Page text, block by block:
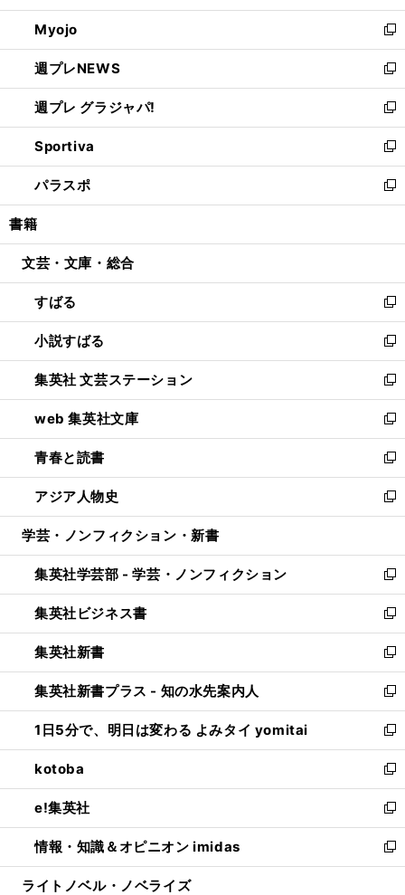
開
く
ウ
で
開
く
ン
ド
ウ
で
開
く
ウ
ィ
ン
ド
ウ
で
開
く
Myojo
新
し
い
ウ
ィ
ン
ド
ウ
で
開
週プレNEWS
新
し
い
ウ
ィ
ン
ド
ウ
開
週プレ グラジャパ!
新
し
い
ウ
ィ
ン
ウ
開
く
Sportiva
新
し
い
ウ
ン
ウ
で
開
く
パラスポ
新
し
ウ
ン
ド
ウ
で
開
く
書籍
文芸・文庫・総合
すばる
新
し
い
ウ
ィ
ン
ド
ウ
で
開
く
小説すばる
新
し
い
ウ
ィ
ン
ド
ウ
で
開
集英社 文芸ステーション
新
し
い
ウ
ィ
ン
ド
ウ
開
く
web 集英社文庫
新
し
い
ウ
ィ
ン
ウ
で
開
く
青春と読書
新
し
い
ウ
ン
ド
ウ
で
開
く
アジア人物史
新
し
ウ
ィ
ン
ド
ウ
で
開
く
学芸・ノンフィクション・新書
集英社学芸部 - 学芸・ノンフィクション
新
し
い
ウ
ィ
ン
ド
ウ
で
開
く
集英社ビジネス書
新
し
い
ウ
ィ
ン
ド
ウ
で
開
く
集英社新書
新
し
い
ウ
ィ
ン
ド
ウ
で
開
く
集英社新書プラス - 知の水先案内人
新
し
い
ウ
ィ
ン
ド
ウ
で
開
1日5分で、明日は変わる よみタイ yomitai
新
し
い
ウ
ィ
ン
ド
ウ
kotoba
新
し
い
ウ
ィ
ン
e!集英社
新
し
い
ウ
情報・知識＆オピニオン imidas
新
し
ライトノベル・ノベライズ